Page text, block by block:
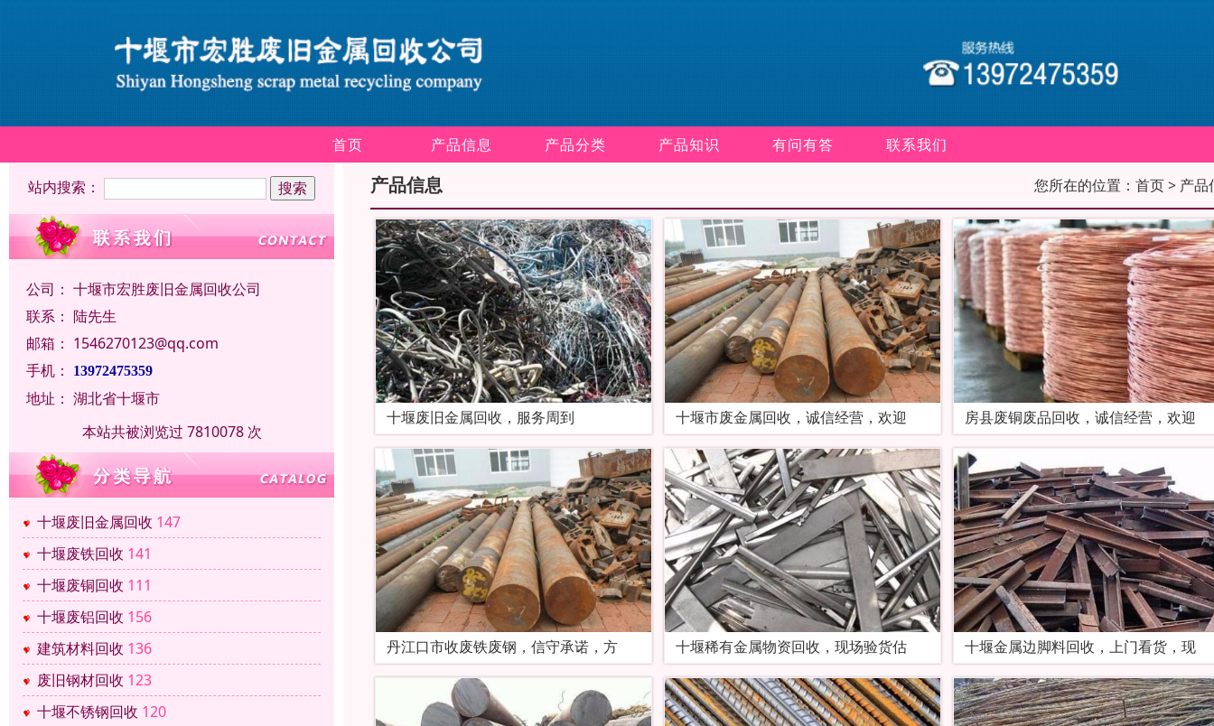
首页 产品信息 产品分类 产品知识 有问有答 联系我们
站内搜索：
公司： 十堰市宏胜废旧金属回收公司
联系： 陆先生
邮箱： 1546270123@qq.com
手机：
13972475359
地址： 湖北省十堰市
本站共被浏览过 7810078 次
十堰废旧金属回收 147
十堰废铁回收 141
十堰废铜回收 111
十堰废铝回收 156
建筑材料回收 136
废旧钢材回收 123
十堰不锈钢回收 120
产品信息 您所在的位置： 首页> 产品
十堰废旧金属回收，服务周到 十堰市废金属回收，诚信经营，欢迎 房县废铜废品回收，诚信经营，欢迎
丹江口市收废铁废钢，信守承诺，方 十堰稀有金属物资回收，现场验货估 十堰金属边脚料回收，上门看货，现